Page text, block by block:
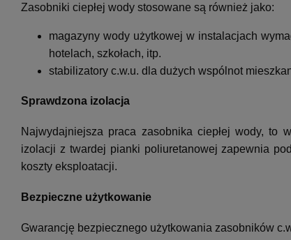
Zasobniki ciepłej wody stosowane są również jako:
magazyny wody użytkowej w instalacjach
hotelach, szkołach, itp.
stabilizatory c.w.u. dla dużych wspólnot
Sprawdzona izolacja
Najwydajniejsza praca zasobnika ciepłej wody, to
izolacji z twardej pianki poliuretanowej zapewnia
koszty eksploatacji.
Bezpieczne użytkowanie
Gwarancję bezpiecznego użytkowania zasobników